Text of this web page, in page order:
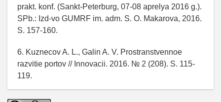
prakt. konf. (Sankt-Peterburg, 07-08 aprelya 2016 g.).
SPb.: Izd-vo GUMRF im. adm. S. O. Makarova, 2016.
S. 157-160.
6. Kuznecov A. L., Galin A. V. Prostranstvennoe
razvitie portov // Innovacii. 2016. № 2 (208). S. 115-
119.